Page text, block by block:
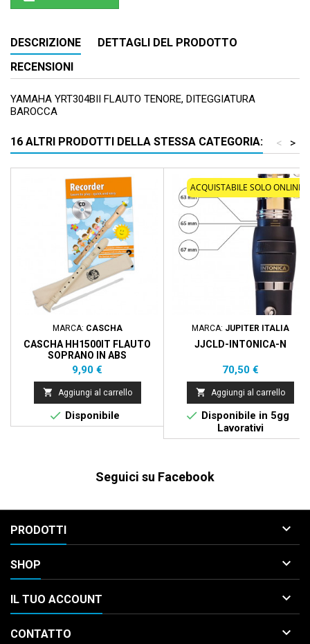
DESCRIZIONE
DETTAGLI DEL PRODOTTO
RECENSIONI
YAMAHA YRT304BII FLAUTO TENORE, DITEGGIATURA
BAROCCA
16 ALTRI PRODOTTI DELLA STESSA CATEGORIA: >
<
MARCA: CASCHA
CASCHA HH1500IT FLAUTO
SOPRANO IN ABS
DITEGGIATURA TEDESCA CON
METODO
Prezzo
9,90 €
 Aggiungi al carrello
 Disponibile
ACQUISTABILE SOLO ONLINE
MARCA: JUPITER ITALIA
JJCLD-INTONICA-N
Prezzo
70,50 €
 Aggiungi al carrello
 Disponibile in 5gg
Lavorativi
Seguici su Facebook
PRODOTTI 
SHOP 
IL TUO ACCOUNT 
CONTATTO 